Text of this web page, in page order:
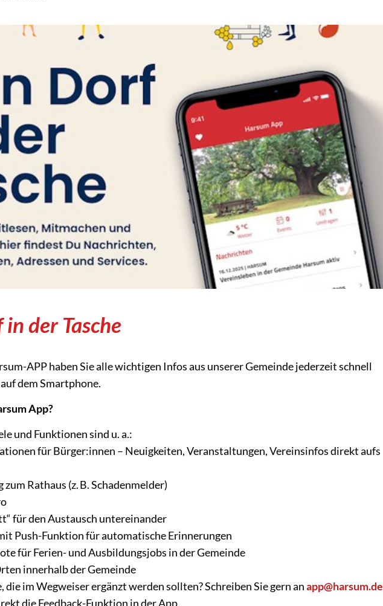
der Tasche
APP haben Sie alle wichtigen Infos aus unserer Gemeinde jederzeit schnell
dem Smartphone.
App?
und Funktionen sind u. a.:
für Bürger:innen – Neuigkeiten, Veranstaltungen, Vereinsinfos direkt aufs
zum Rathaus (z. B. Schadenmelder)
für den Austausch untereinander
Push-Funktion für automatische Erinnerungen
für Ferien- und Ausbildungsjobs in der Gemeinde
innerhalb der Gemeinde
die im Wegweiser ergänzt werden sollten? Schreiben Sie gern anapp@harsum.de
die Feedback-Funktion in der App.